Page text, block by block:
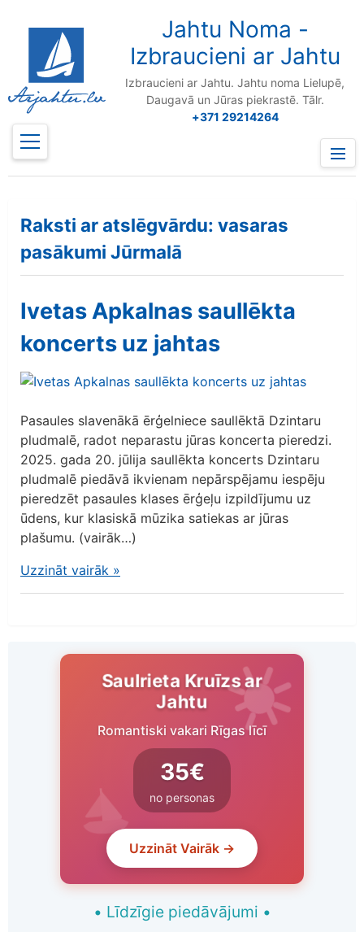
Jahtu Noma -
Izbraucieni ar Jahtu
Izbraucieni ar Jahtu. Jahtu noma Lielupē,
Daugavā un Jūras piekrastē. Tālr.
+371 29214264
Menu
Raksti ar atslēgvārdu: vasaras
pasākumi Jūrmalā
Ivetas Apkalnas saullēkta
koncerts uz jahtas
Pasaules slavenākā ērģelniece saullēktā Dzintaru
pludmalē, radot neparastu jūras koncerta pieredzi.
2025. gada 20. jūlija saullēkta koncerts Dzintaru
pludmalē piedāvā ikvienam nepārspējamu iespēju
pieredzēt pasaules klases ērģeļu izpildījumu uz
ūdens, kur klasiskā mūzika satiekas ar jūras
plašumu. (vairāk…)
Uzzināt vairāk »
Saulrieta Kruīzs ar
Jahtu
Romantiski vakari Rīgas līcī
35€
no personas
Uzzināt Vairāk →
• Līdzīgie piedāvājumi •